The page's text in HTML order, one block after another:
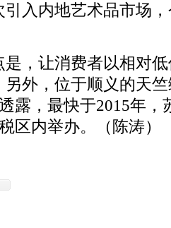
引入内地艺术品市场
，让消费者以相对低
另外，位于顺义的天
露，最快于2015年，
区内举办。（陈涛）